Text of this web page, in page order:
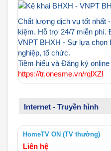
Chất lượng dịch vụ tốt nhất
kiệm. Hỗ trợ 24/7 miễn phí.
VNPT BHXH - Sự lựa chọn
nghiệp, tổ chức.
Tiềm hiểu và Đăng ký online
https://tr.onesme.vn/rqlXZI
Internet - Truyền hình
HomeTV ON (TV thường)
Liên hệ